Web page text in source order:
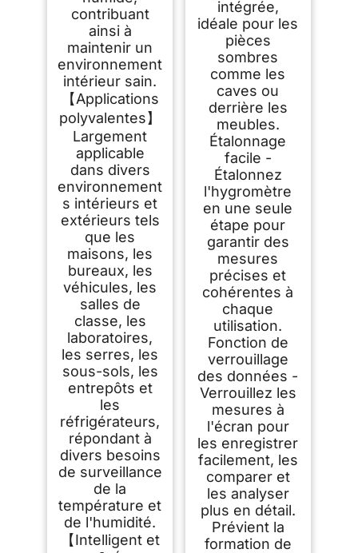
contribuant
ainsi à
maintenir un
environnement
intérieur sain.
【Applications
polyvalentes】
Largement
applicable
dans divers
environnement
s intérieurs et
extérieurs tels
que les
maisons, les
bureaux, les
véhicules, les
salles de
classe, les
laboratoires,
les serres, les
sous-sols, les
entrepôts et
les
réfrigérateurs,
répondant à
divers besoins
de surveillance
de la
température et
de l'humidité.
【Intelligent et
intégrée,
idéale pour les
pièces
sombres
comme les
caves ou
derrière les
meubles.
Étalonnage
facile -
Étalonnez
l'hygromètre
en une seule
étape pour
garantir des
mesures
précises et
cohérentes à
chaque
utilisation.
Fonction de
verrouillage
des données -
Verrouillez les
mesures à
l'écran pour
les enregistrer
facilement, les
comparer et
les analyser
plus en détail.
Prévient la
formation de